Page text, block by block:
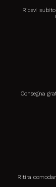
Ricevi
Consegna
Ritira